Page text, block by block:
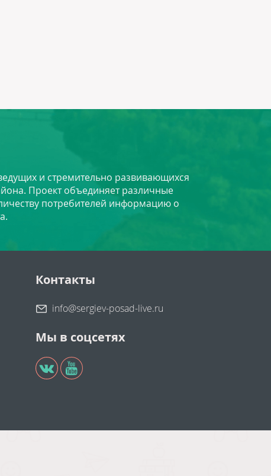
и стремительно развивающихся
Проект объединяет различные
потребителей информацию о
Контакты
info@sergiev-posad-live.ru
Мы в соцсетях